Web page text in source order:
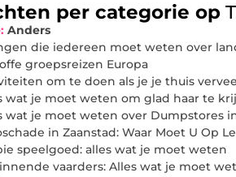
per categorie op
Anders
die iedereen moet weten over
groepsreizen Europa
om te doen als je je thuis
wat je moet weten om glad haar te
wat je moet weten over Dumpstores
in Zaanstad: Waar Moet U Op
speelgoed: alles wat je moet weten
vaarders: Alles wat je moet